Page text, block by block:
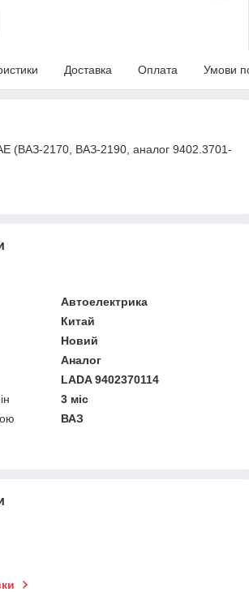
Доставка Оплата Умови
(ВАЗ-2170, ВАЗ-2190, аналог 9402.3701-
Автоелектрика
Китай
Новий
Аналог
LADA 9402370114
3 міс
ВАЗ